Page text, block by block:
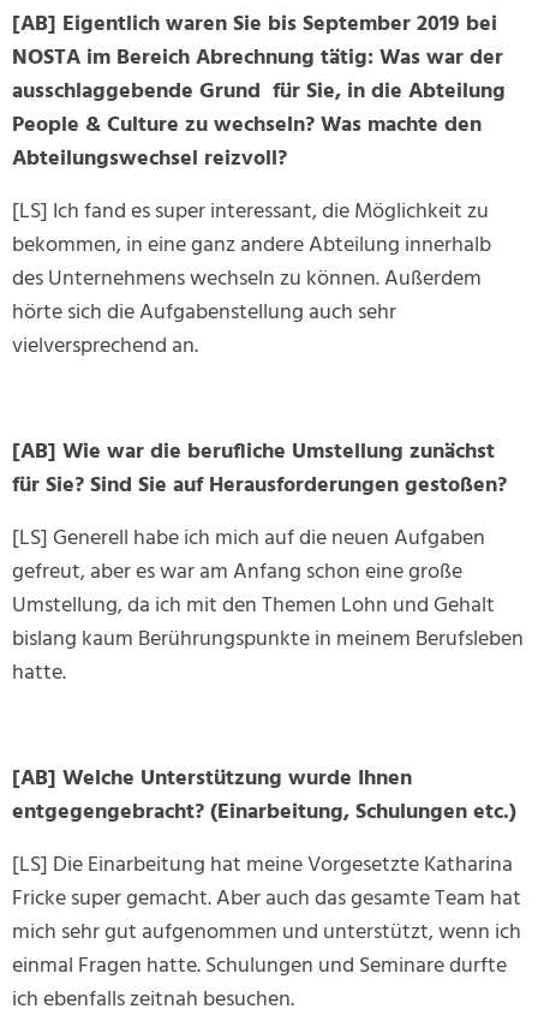
[AB] Eigentlich waren Sie bis September 2019 bei
NOSTA im Bereich Abrechnung tätig: Was war der
ausschlaggebende Grund für Sie, in die Abteilung
People & Culture zu wechseln? Was machte den
Abteilungswechsel reizvoll?
[LS] Ich fand es super interessant, die Möglichkeit zu
bekommen, in eine ganz andere Abteilung innerhalb
des Unternehmens wechseln zu können. Außerdem
hörte sich die Aufgabenstellung auch sehr
vielversprechend an.
[AB] Wie war die berufliche Umstellung zunächst
für Sie? Sind Sie auf Herausforderungen gestoßen?
[LS] Generell habe ich mich auf die neuen Aufgaben
gefreut, aber es war am Anfang schon eine große
Umstellung, da ich mit den Themen Lohn und Gehalt
bislang kaum Berührungspunkte in meinem Berufsleben
hatte.
[AB] Welche Unterstützung wurde Ihnen
entgegengebracht? (Einarbeitung, Schulungen etc.)
[LS] Die Einarbeitung hat meine Vorgesetzte Katharina
Fricke super gemacht. Aber auch das gesamte Team hat
mich sehr gut aufgenommen und unterstützt, wenn ich
einmal Fragen hatte. Schulungen und Seminare durfte
ich ebenfalls zeitnah besuchen.